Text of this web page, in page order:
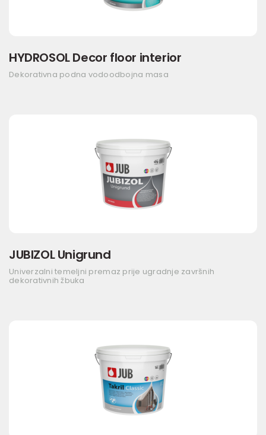
HYDROSOL Decor floor interior
Dekorativna podna vodoodbojna masa
JUBIZOL Unigrund
Univerzalni temeljni premaz prije ugradnje završnih
dekorativnih žbuka